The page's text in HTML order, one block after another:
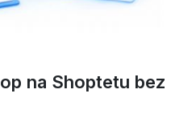
na Shoptetu bez